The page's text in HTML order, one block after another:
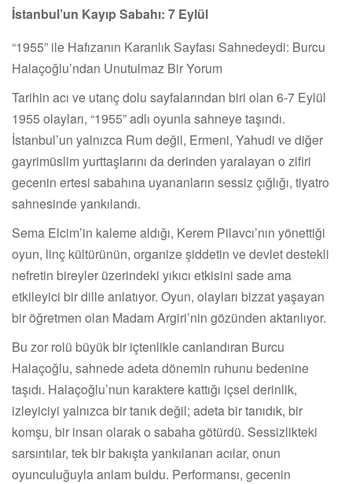
İstanbul’un Kayıp Sabahı: 7 Eylül
“1955” ile Hafızanın Karanlık Sayfası Sahnedeydi: Burcu
Halaçoğlu’ndan Unutulmaz Bir Yorum
Tarihin acı ve utanç dolu sayfalarından biri olan 6-7 Eylül
1955 olayları, “1955” adlı oyunla sahneye taşındı.
İstanbul’un yalnızca Rum değil, Ermeni, Yahudi ve diğer
gayrimüslim yurttaşlarını da derinden yaralayan o zifiri
gecenin ertesi sabahına uyananların sessiz çığlığı, tiyatro
sahnesinde yankılandı.
Sema Elcim’in kaleme aldığı, Kerem Pilavcı’nın yönettiği
oyun, linç kültürünün, organize şiddetin ve devlet destekli
nefretin bireyler üzerindeki yıkıcı etkisini sade ama
etkileyici bir dille anlatıyor. Oyun, olayları bizzat yaşayan
bir öğretmen olan Madam Argiri’nin gözünden aktarılıyor.
Bu zor rolü büyük bir içtenlikle canlandıran Burcu
Halaçoğlu, sahnede adeta dönemin ruhunu bedenine
taşıdı. Halaçoğlu’nun karaktere kattığı içsel derinlik,
izleyiciyi yalnızca bir tanık değil; adeta bir tanıdık, bir
komşu, bir insan olarak o sabaha götürdü. Sessizlikteki
sarsıntılar, tek bir bakışta yankılanan acılar, onun
oyunculuğuyla anlam buldu. Performansı, gecenin